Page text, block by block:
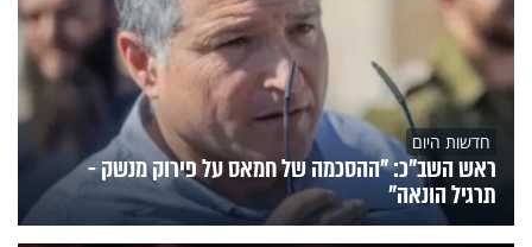
חדשות היום
ראש השב"כ: "ההסכמה של חמאס על פירוק מנשק -
תרגיל הונאה"